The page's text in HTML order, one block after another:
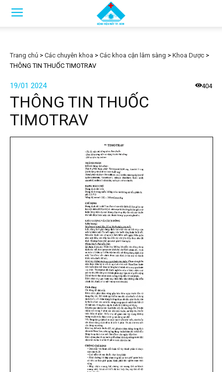
Trang chủ > Các chuyên khoa > Các khoa cận lâm sàng > Khoa Dược >
THÔNG TIN THUỐC TIMOTRAV
19/01 2024 404
THÔNG TIN THUỐC
TIMOTRAV